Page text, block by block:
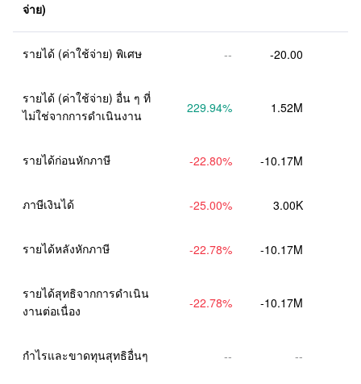
จ่าย)
รายได้ (ค่าใช้จ่าย) พิเศษ -- -20.00
รายได้ (ค่าใช้จ่าย) อื่น ๆ ที่
ไม่ใช่จากการดำเนินงาน
229.94% 1.52M
รายได้ก่อนหักภาษี -22.80% -10.17M
ภาษีเงินได้ -25.00% 3.00K
รายได้หลังหักภาษี -22.78% -10.17M
รายได้สุทธิจากการดำเนิน
งานต่อเนื่อง
-22.78% -10.17M
กำไรและขาดทุนสุทธิอื่นๆ -- --